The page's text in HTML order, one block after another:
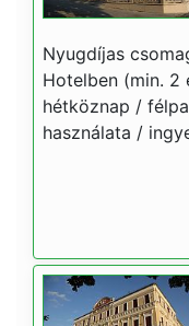
Nyugdíjas
Hotelben (min.
hétköznap /
használata /